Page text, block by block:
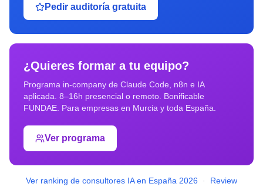
Pedir auditoría gratuita
¿Quieres formar a tu equipo?
Programa in-company de Claude Code, n8n e IA
aplicada. 8–16h presencial o remoto. Bonificable
FUNDAE. Para empresas en Murcia y toda España.
Ver programa
Ver ranking de consultores IA en España 2026 ·
Review